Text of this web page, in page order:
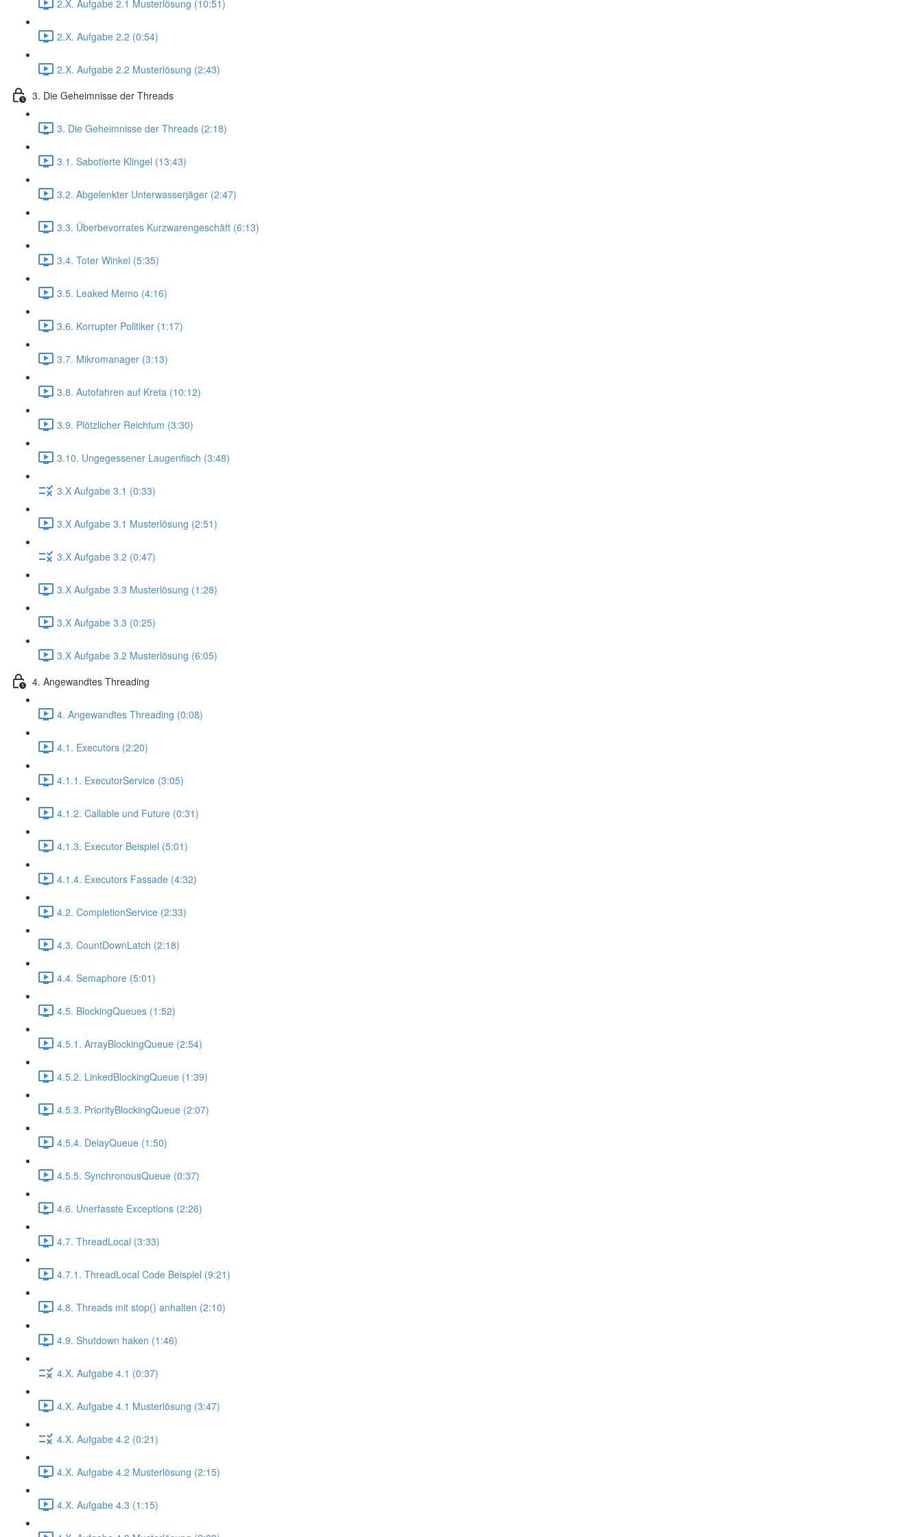
2.X. Aufgabe 2.1 Musterlösung (10:51)
2.X. Aufgabe 2.2 (0:54)
2.X. Aufgabe 2.2 Musterlösung (2:43)
3. Die Geheimnisse der Threads
3. Die Geheimnisse der Threads (2:18)
3.1. Sabotierte Klingel (13:43)
3.2. Abgelenkter Unterwasserjäger (2:47)
3.3. Überbevorrates Kurzwarengeschäft (6:13)
3.4. Toter Winkel (5:35)
3.5. Leaked Memo (4:16)
3.6. Korrupter Politiker (1:17)
3.7. Mikromanager (3:13)
3.8. Autofahren auf Kreta (10:12)
3.9. Plötzlicher Reichtum (3:30)
3.10. Ungegessener Laugenfisch (3:48)
3.X Aufgabe 3.1 (0:33)
3.X Aufgabe 3.1 Musterlösung (2:51)
3.X Aufgabe 3.2 (0:47)
3.X Aufgabe 3.3 Musterlösung (1:28)
3.X Aufgabe 3.3 (0:25)
3.X Aufgabe 3.2 Musterlösung (6:05)
4. Angewandtes Threading
4. Angewandtes Threading (0:08)
4.1. Executors (2:20)
4.1.1. ExecutorService (3:05)
4.1.2. Callable und Future (0:31)
4.1.3. Executor Beispiel (5:01)
4.1.4. Executors Fassade (4:32)
4.2. CompletionService (2:33)
4.3. CountDownLatch (2:18)
4.4. Semaphore (5:01)
4.5. BlockingQueues (1:52)
4.5.1. ArrayBlockingQueue (2:54)
4.5.2. LinkedBlockingQueue (1:39)
4.5.3. PriorityBlockingQueue (2:07)
4.5.4. DelayQueue (1:50)
4.5.5. SynchronousQueue (0:37)
4.6. Unerfasste Exceptions (2:26)
4.7. ThreadLocal (3:33)
4.7.1. ThreadLocal Code Beispiel (9:21)
4.8. Threads mit stop() anhalten (2:10)
4.9. Shutdown haken (1:46)
4.X. Aufgabe 4.1 (0:37)
4.X. Aufgabe 4.1 Musterlösung (3:47)
4.X. Aufgabe 4.2 (0:21)
4.X. Aufgabe 4.2 Musterlösung (2:15)
4.X. Aufgabe 4.3 (1:15)